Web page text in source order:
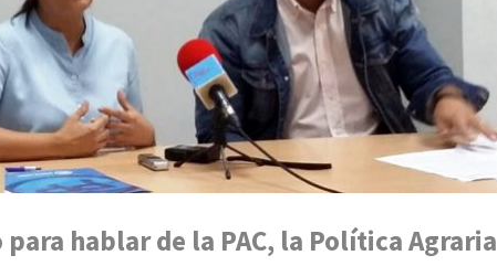
hablar de la PAC, la Política Agraria